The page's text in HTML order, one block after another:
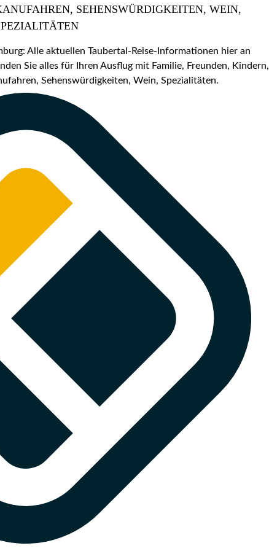
SEHENSWÜRDIGKEITEN, WEIN,
Alle aktuellen Taubertal-Reise-Informationen hier an
Sie alles für Ihren Ausflug mit Familie, Freunden, Kindern,
Sehenswürdigkeiten, Wein, Spezialitäten.